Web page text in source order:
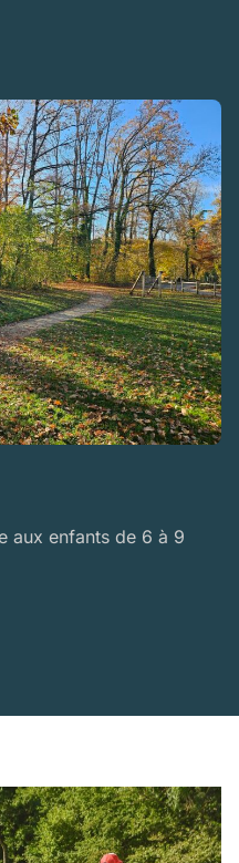
aux enfants de 6 à 9